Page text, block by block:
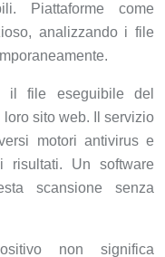
Piattaforme come
analizzando i file
il file eseguibile del
sito web. Il servizio
motori antivirus e
risultati. Un software
scansione senza
non significa